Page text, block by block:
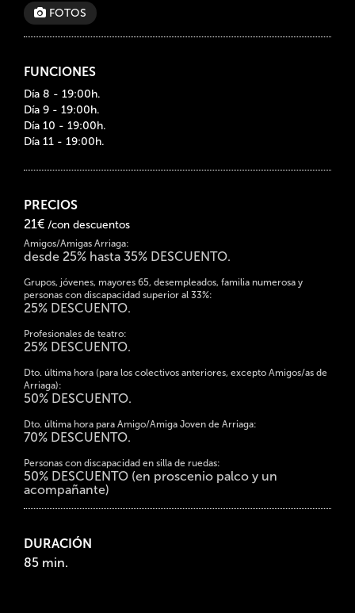
FOTOS
FUNCIONES
Día 8 - 19:00h.
Día 9 - 19:00h.
Día 10 - 19:00h.
Día 11 - 19:00h.
PRECIOS
21€ /con descuentos
Amigos/Amigas Arriaga:
desde 25% hasta 35% DESCUENTO.
Grupos, jóvenes, mayores 65, desempleados, familia numerosa y
personas con discapacidad superior al 33%:
25% DESCUENTO.
Profesionales de teatro:
25% DESCUENTO.
Dto. última hora (para los colectivos anteriores, excepto Amigos/as de
Arriaga):
50% DESCUENTO.
Dto. última hora para Amigo/Amiga Joven de Arriaga:
70% DESCUENTO.
Personas con discapacidad en silla de ruedas:
50% DESCUENTO (en proscenio palco y un
acompañante)
DURACIÓN
85 min.